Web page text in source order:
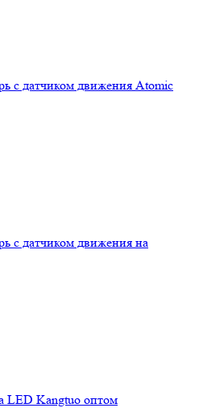
с датчиком движения Atomic
с датчиком движения на
LED Kangtuo оптом